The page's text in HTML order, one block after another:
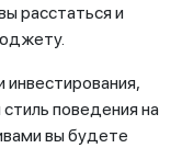
расстаться и
поведения на
вы будете